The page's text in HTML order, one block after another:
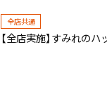
全店共通
【全店実施】すみれのハ